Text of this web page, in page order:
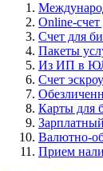
Online-
Счет для
Пакеты
Из ИП в
Счет эскроу
Карты для
Валютно-
Прием